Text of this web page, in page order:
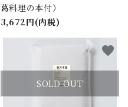
葛料理の本付）
3,672円(内税)
SOLD OUT
favorite